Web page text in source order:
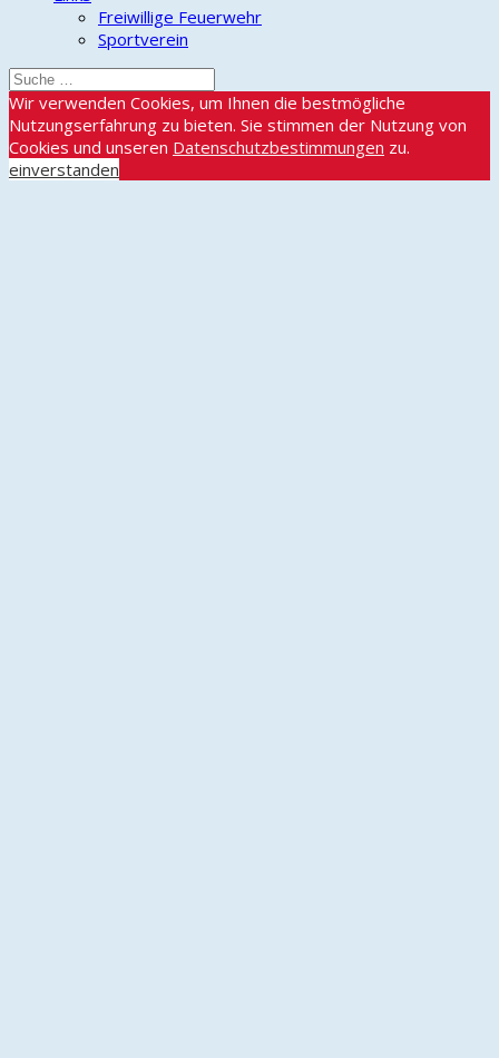
Freiwillige Feuerwehr
Sportverein
Wir verwenden Cookies, um Ihnen die bestmögliche
Nutzungserfahrung zu bieten. Sie stimmen der Nutzung von
Cookies und unseren Datenschutzbestimmungen zu.
einverstanden